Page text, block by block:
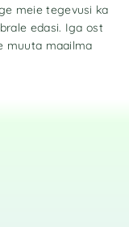
meie tegevusi ka
edasi. Iga ost
muuta maailma